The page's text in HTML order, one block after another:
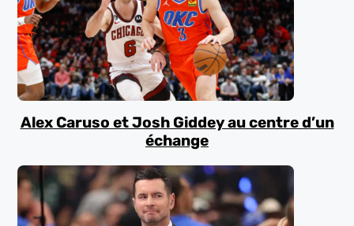
Alex Caruso et Josh Giddey au centre d’un
échange